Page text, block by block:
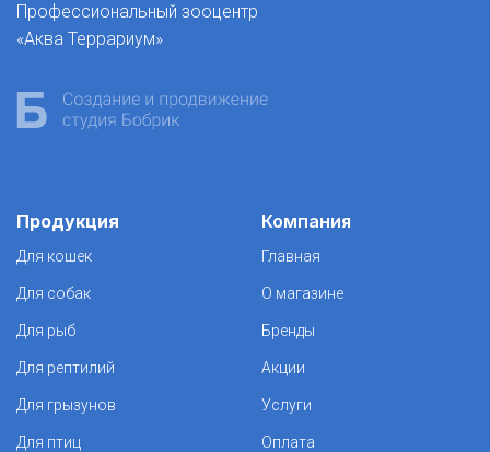
Профессиональный зооцентр
«Аква Террариум»
Продукция
Для кошек
Для собак
Для рыб
Для рептилий
Для грызунов
Для птиц
Компания
Главная
О магазине
Бренды
Акции
Услуги
Оплата